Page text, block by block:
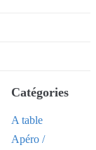
Catégories
A table
Apéro /